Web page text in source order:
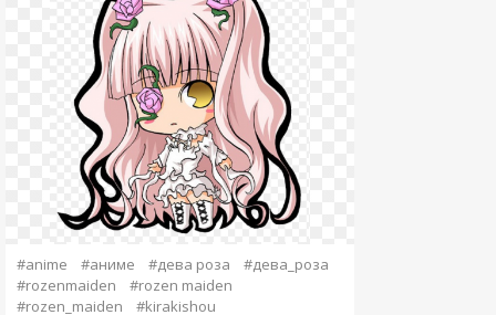
#anime #аниме #дева роза
#дева_роза
#rozenmaiden
#rozen maiden
#rozen_maiden
#kirakishou